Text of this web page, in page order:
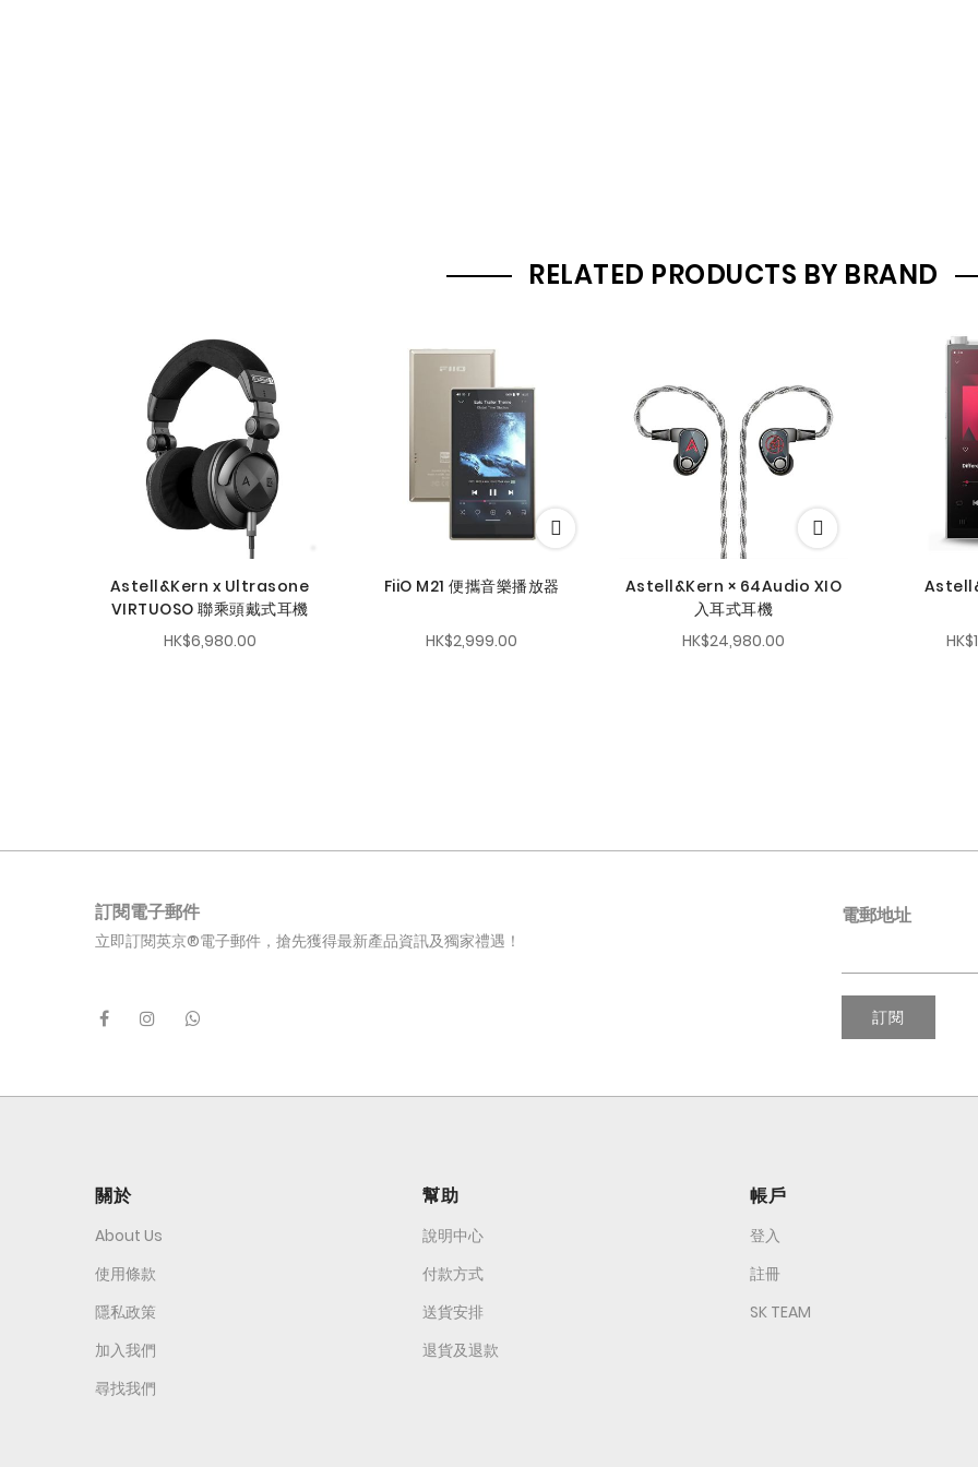
RELATED PRODUCTS BY BRAND
Astell&Kern x Ultrasone
VIRTUOSO 聯乘頭戴式耳機
HK$6,980.00
FiiO M21 便攜音樂播放器
HK$2,999.00
Astell&Kern × 64Audio XIO
入耳式耳機
HK$24,980.00
訂閱電子郵件
立即訂閱英京®電子郵件，搶先獲得最新產品資訊及獨家禮遇！
電郵地址
訂閱
關於
About Us
使用條款
隱私政策
加入我們
尋找我們
幫助
說明中心
付款方式
送貨安排
退貨及退款
帳戶
登入
註冊
SK TEAM